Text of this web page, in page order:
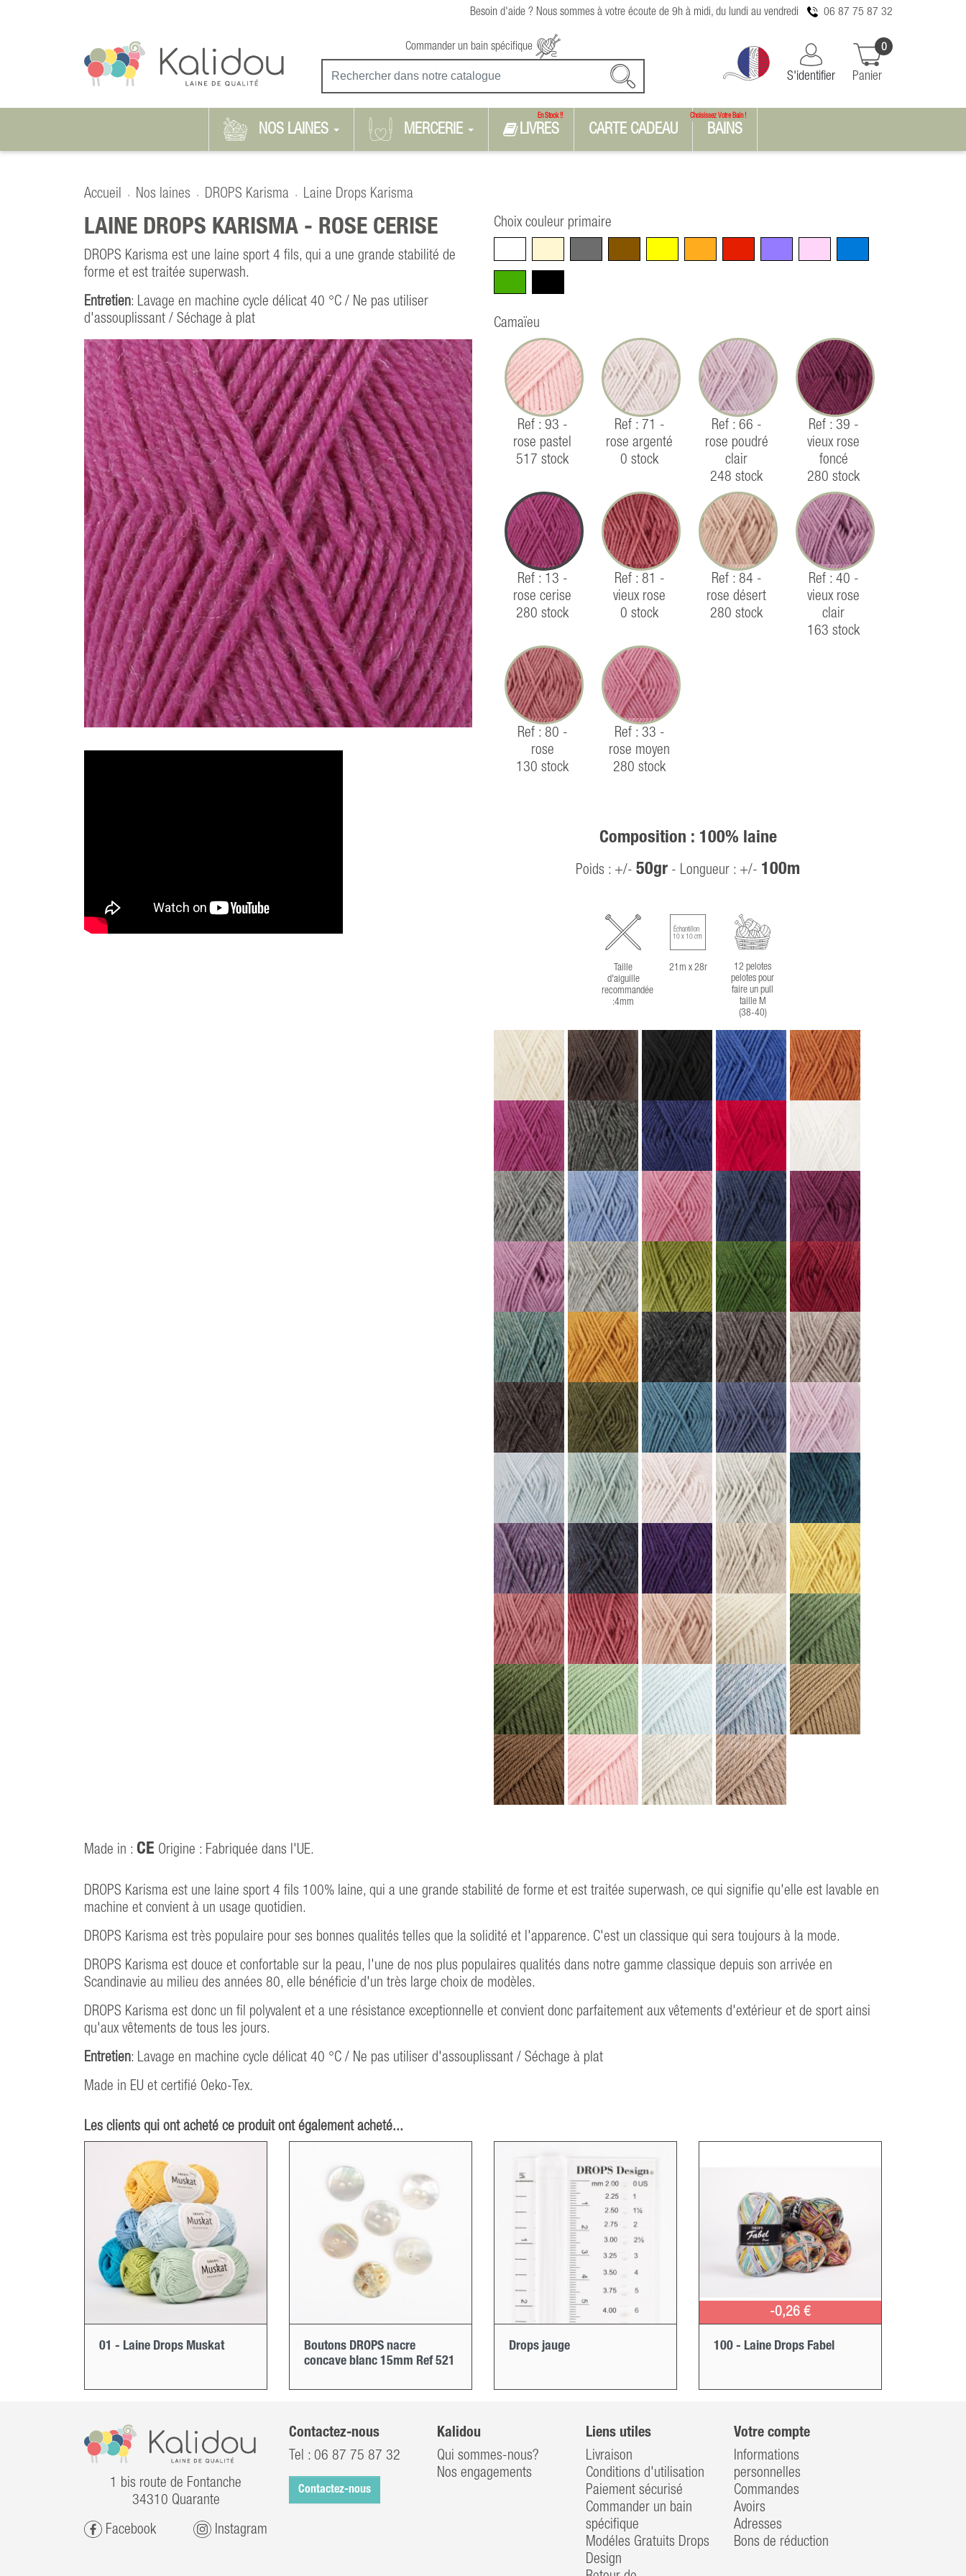
Besoin d'aide ? Nous sommes à votre écoute de 9h à midi, du lundi au vendredi 06 87 75 87 32
Commander un bain spécifique
S'identifier Panier
0
NOS LAINES MERCERIE LIVRES
En Stock !!
CARTE CADEAU BAINS
Choisissez Votre Bain !
Accueil Nos laines DROPS Karisma Laine Drops Karisma
LAINE DROPS KARISMA - ROSE CERISE
DROPS Karisma est une laine sport 4 fils, qui a une grande stabilité de
forme et est traitée superwash.
Entretien: Lavage en machine cycle délicat 40 °C / Ne pas utiliser
d'assouplissant / Séchage à plat
Choix couleur primaire
Camaïeu
Ref : 93 -
rose pastel
517 stock
Ref : 71 -
rose argenté
0 stock
Ref : 66 -
rose poudré
clair
248 stock
Ref : 39 -
vieux rose
foncé
280 stock
Ref : 13 -
rose cerise
280 stock
Ref : 81 -
vieux rose
0 stock
Ref : 84 -
rose désert
280 stock
Ref : 40 -
vieux rose
clair
163 stock
Ref : 80 -
rose
130 stock
Ref : 33 -
rose moyen
280 stock
Composition : 100% laine
Poids : +/- 50gr - Longueur : +/- 100m
Taille
d'aiguille
recommandée
:4mm
Échantillon
10 x 10 cm
21m x 28r
12 pelotes
pelotes pour
faire un pull
taille M
(38-40)
Made in : CE Origine : Fabriquée dans l'UE.
DROPS Karisma est une laine sport 4 fils 100% laine, qui a une grande stabilité de forme et est traitée superwash, ce qui signifie qu'elle est lavable en
machine et convient à un usage quotidien.
DROPS Karisma est très populaire pour ses bonnes qualités telles que la solidité et l'apparence. C'est un classique qui sera toujours à la mode.
DROPS Karisma est douce et confortable sur la peau, l'une de nos plus populaires qualités dans notre gamme classique depuis son arrivée en
Scandinavie au milieu des années 80, elle bénéficie d'un très large choix de modèles.
DROPS Karisma est donc un fil polyvalent et a une résistance exceptionnelle et convient donc parfaitement aux vêtements d'extérieur et de sport ainsi
qu'aux vêtements de tous les jours.
Entretien: Lavage en machine cycle délicat 40 °C / Ne pas utiliser d'assouplissant / Séchage à plat
Made in EU et certifié Oeko-Tex.
Les clients qui ont acheté ce produit ont également acheté...
01 - Laine Drops Muskat
Boutons DROPS nacre
concave blanc 15mm Ref 521
Drops jauge
-0,26 €
100 - Laine Drops Fabel
1 bis route de Fontanche
34310 Quarante
Facebook Instagram
Contactez-nous
Tel : 06 87 75 87 32
Contactez-nous
Kalidou
Qui sommes-nous?
Nos engagements
Liens utiles
Livraison
Conditions d'utilisation
Paiement sécurisé
Commander un bain
spécifique
Modéles Gratuits Drops
Design
Votre compte
Informations
personnelles
Commandes
Avoirs
Adresses
Bons de réduction